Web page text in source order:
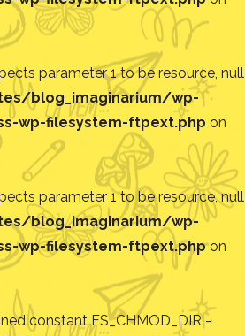
parameter 1 to be resource, null
blog_imaginarium/wp-
wp-filesystem-ftpext.php on
parameter 1 to be resource, null
blog_imaginarium/wp-
wp-filesystem-ftpext.phpon
constant FS_CHMOD_DIR -